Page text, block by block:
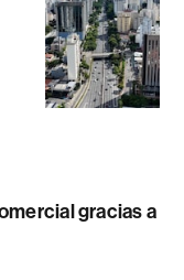
gracias a